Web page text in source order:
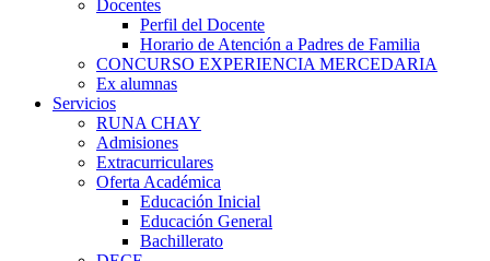
Docentes
Perfil del Docente
Horario de Atención a Padres de Familia
CONCURSO EXPERIENCIA MERCEDARIA
Ex alumnas
Servicios
RUNA CHAY
Admisiones
Extracurriculares
Oferta Académica
Educación Inicial
Educación General
Bachillerato